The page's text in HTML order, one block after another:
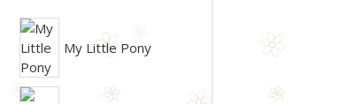
My Little Pony